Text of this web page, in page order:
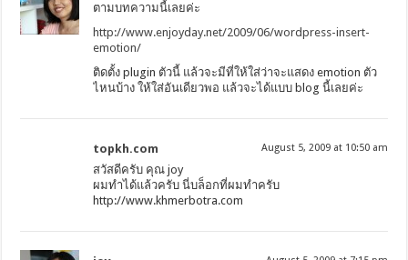
ตามบทความนี้เลยค่ะ
http://www.enjoyday.net/2009/06/wordpress-insert-
emotion/
ติดตั้ง plugin ตัวนี้ แล้วจะมีที่ให้ใส่ว่าจะแสดง emotion ตัว
ไหนบ้าง ให้ใส่อันเดียวพอ แล้วจะได้แบบ blog นี้เลยค่ะ
topkh.com August 5, 2009 at 10:50 am
สวัสดีครับ คุณ joy
ผมทำได้แล้วครับ นี่บล็อกที่ผมทำครับ
http://www.khmerbotra.com